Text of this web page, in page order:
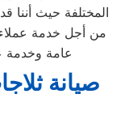
المختلفة حيث أننا
من أجل خدمة
عامة وخدمة
صيانة